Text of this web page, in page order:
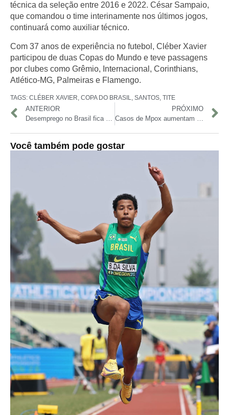
técnica da seleção entre 2016 e 2022. César Sampaio,
que comandou o time interinamente nos últimos jogos,
continuará como auxiliar técnico.
Com 37 anos de experiência no futebol, Cléber Xavier
participou de duas Copas do Mundo e teve passagens
por clubes como Grêmio, Internacional, Corinthians,
Atlético-MG, Palmeiras e Flamengo.
TAGS: CLÉBER XAVIER, COPA DO BRASIL, SANTOS, TITE
ANTERIOR
Desemprego no Brasil fica em 7% no primeiro trimestre de 2025
PRÓXIMO
Casos de Mpox aumentam em Manaus nos primeiros meses de 2025
Você também pode gostar